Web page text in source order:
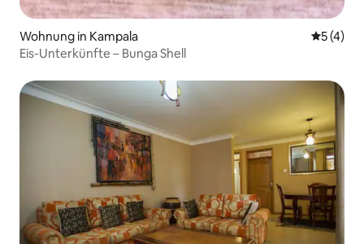
Wohnung in Kampala
5 (4)
Eis-Unterkünfte – Bunga Shell